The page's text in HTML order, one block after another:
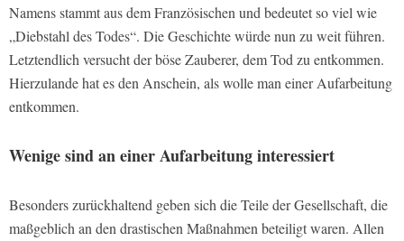
Namens stammt aus dem Französischen und bedeutet so viel wie
„Diebstahl des Todes“. Die Geschichte würde nun zu weit führen.
Letztendlich versucht der böse Zauberer, dem Tod zu entkommen.
Hierzulande hat es den Anschein, als wolle man einer Aufarbeitung
entkommen.
Wenige sind an einer Aufarbeitung interessiert
Besonders zurückhaltend geben sich die Teile der Gesellschaft, die
maßgeblich an den drastischen Maßnahmen beteiligt waren. Allen